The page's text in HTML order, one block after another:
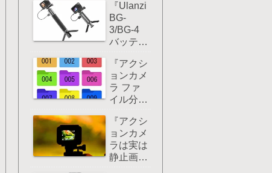
』レビュ
ー：EP7
と比べ
4K60fps
速充電に
対応！
『Ulanzi
BG-
3/BG-4
バッテリ
プ』レビ
ュー評
価：
GoProな
ョンカメ
ラに大き
なメリッ
ト！
『アクシ
ョンカメ
ラ ファ
イル分
ションカ
メラで長
時間撮影
すると何
『アクシ
ョンカメ
ラは実は
静止画も